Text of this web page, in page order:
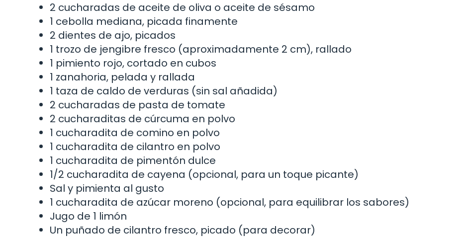
2 cucharadas de aceite de oliva o aceite de sésamo
1 cebolla mediana, picada finamente
2 dientes de ajo, picados
1 trozo de jengibre fresco (aproximadamente 2 cm), rallado
1 pimiento rojo, cortado en cubos
1 zanahoria, pelada y rallada
1 taza de caldo de verduras (sin sal añadida)
2 cucharadas de pasta de tomate
2 cucharaditas de cúrcuma en polvo
1 cucharadita de comino en polvo
1 cucharadita de cilantro en polvo
1 cucharadita de pimentón dulce
1/2 cucharadita de cayena (opcional, para un toque picante)
Sal y pimienta al gusto
1 cucharadita de azúcar moreno (opcional, para equilibrar los sabores)
Jugo de 1 limón
Un puñado de cilantro fresco, picado (para decorar)